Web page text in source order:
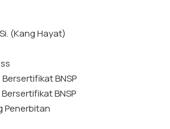
(Kang Hayat)
BNSP
BNSP
Penerbitan